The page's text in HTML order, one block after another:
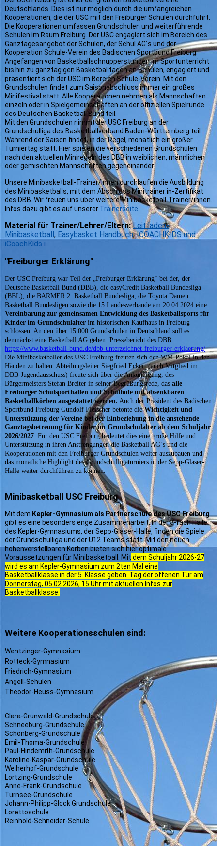
Deutschlands. Dies ist nur möglich durch die umfangreichen
Kooperationen, die der USC mit den Freiburger Schulen durchführt.
Die Kooperationen umfassen Grundschulen und weiterführende
Schulen im Raum Freiburg. Der USC engagiert sich im Bereich des
Ganztagesangebot der Schulen, der Schul AG´s und der
Kooperation Schule-Verein des Badischen Sportbund Freiburg.
Angefangen von Basketballschnupperstunden im Sportunterricht
bis hin zu ganztägigen Basketballtagen an Schulen, engagiert und
präsentiert sich der USC im Bereich Schule-Verein. Mit den
Grundschulen findet zum Saisonabschluss immer ein großes
Minifestival statt. Alle Kooperationen nehmen als Mannschaften
einzeln oder in Spielgemeinschaften an der offiziellen Spielrunde
des Deutschen Basketball Bund teil.
Mit den Grundschulen nimmt der USC Freiburg an der
Grundschulliga des Basketballverband Baden-Württemberg teil.
Während der Saison findet, in der Regel, monatlich ein großer
Turniertag statt. Hier spielen die verschiedenen Grundschulen
nach den aktuellen Miniregeln des DBB in weiblichen, männlichen
oder gemischten Mannschaften gegeneinander.
Unsere Minibasketball-Trainer/innen durchlaufen die Ausbildung
des Minibasketballs, mit dem Abschluss Minitrainer:in-Zertifikat
des DBB. Wir freuen uns über weitere Minibasketball-Trainer/innen.
Infos dazu gibt es auf unserer Trainerseite
Material für Trainer/Lehrer/Eltern: Leitfaden-
Minibasketball , Easybasket Handbuch,ICOACHKIDS und
iCoachKids+
"Freiburger Erklärung"
Der USC Freiburg war Teil der „Freiburger Erklärung“ bei der, der
Deutsche Basketball Bund (DBB), die easyCredit Basketball Bundesliga
(BBL), die BARMER 2. Basketball Bundesliga, die Toyota Damen
Basketball Bundesligen sowie die 15 Landesverbände am 20.04.2024 eine
Vereinbarung zur gemeinsamen Entwicklung des Basketballsports für
Kinder im Grundschulalter im historischen Kaufhaus in Freiburg
schlossen. An den über 15.000 Grundschulen in Deutschland soll es
demnächst eine Basketball AG geben. Pressebericht des DBB
https://www.basketball-bund.de/dbb-unterzeichnet-freiburger-erklaerung/
Die Minibasketballer des USC Freiburg freuten sich den WM-Pokal in den
Händen zu halten. Abteilungsleiter Siegfried Eckert (auch Mitglied im
DBB-Jugendausschuss) freute sich über die Ankündigung, des
Bürgermeisters Stefan Breiter in seiner Begrüßungsrede, das alle
Freiburger Schulsporthallen und Schulhöfe mit absenkbaren
Basketballkörben ausgestattet werden. Auch der Präsident des Badischen
Sportbund Freiburg Gundolf Fleischer betonte dieWichtigkeit und
Unterstützung der Vereine bei der Einbeziehung in die anstehende
Ganztagsbetreuung für Kinder im Grundschulalter ab dem Schuljahr
2026/2027. Für den USC Freiburg bedeutet dies eine große Hilfe und
Unterstützung in ihren Anstrengungen die Basketball AG´s und die
Kooperationen mit den Freiburger Grundschulen weiter auszubauen und
das monatliche Highlight des Grundschulligaturniers in der Sepp-Glaser-
Halle weiter durchführen zu können.
Minibasketball USC Freiburg
Mit dem Kepler-Gymnasium als Partnerschule des USC Freiburg
gibt es eine besonders enge Zusammenarbeit. In der 3-fach Halle
des Kepler-Gymnasiums, der Sepp-Glaser-Halle, finden die Spiele
der Grundschulliga und der U12 Teams statt. Mit den neuen
höhenverstellbaren Körben bieten sich hier optimale
Voraussetzungen für Minibasketball. Mit dem Schuljahr 2026-27
wird es am Kepler-Gymnasium zum 2ten Mal eine
Basketballklasse in der 5. Klasse geben. Tag der offenen Tür am
Donnerstag, 05.02.2026, 15 Uhr mit aktuellen Infos zur
Basketballklasse.
Weitere Kooperationsschulen sind:
Wentzinger-Gymnasium
Rotteck-Gymnasium
Friedrich-Gymnasium
Angell-Schulen
Theodor-Heuss-Gymnasium
Clara-Grunwald-Grundschule
Schneeburg-Grundschule
Schönberg-Grundschule
Emil-Thoma-Grundschule
Paul-Hindemith-Grundschule
Karoline-Kaspar-Grundschule
Weiherhof-Grundschule
Lortzing-Grundschule
Anne-Frank-Grundschule
Turnsee-Grundschule
Johann-Philipp-Glock Grundschule
Lorettoschule
Reinhold-Schneider-Schule